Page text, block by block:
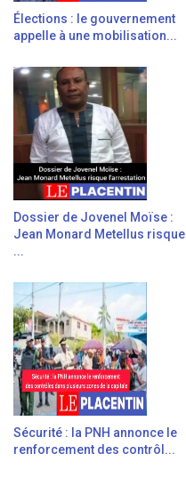
Élections : le gouvernement
appelle à une mobilisation...
Dossier de Jovenel Moïse :
Jean Monard Metellus risque
...
Sécurité : la PNH annonce le
renforcement des contrôl...